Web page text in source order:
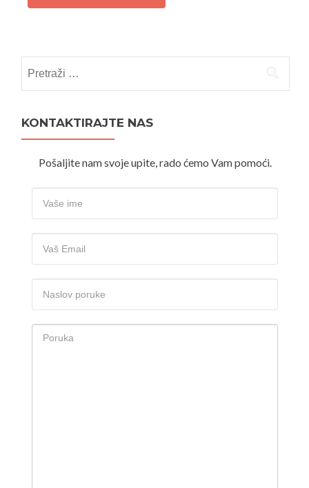
KONTAKTIRAJTE NAS
Pošaljite nam svoje upite, rado ćemo Vam pomoći.